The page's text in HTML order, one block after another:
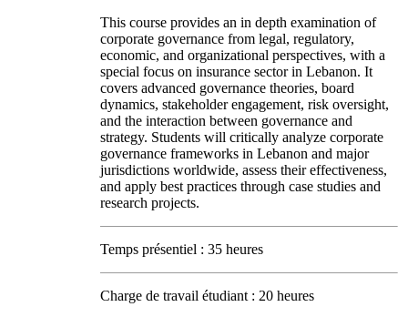
This course provides an in depth examination of
corporate governance from legal, regulatory,
economic, and organizational perspectives, with a
special focus on insurance sector in Lebanon. It
covers advanced governance theories, board
dynamics, stakeholder engagement, risk oversight,
and the interaction between governance and
strategy. Students will critically analyze corporate
governance frameworks in Lebanon and major
jurisdictions worldwide, assess their effectiveness,
and apply best practices through case studies and
research projects.
Temps présentiel : 35 heures
Charge de travail étudiant : 20 heures